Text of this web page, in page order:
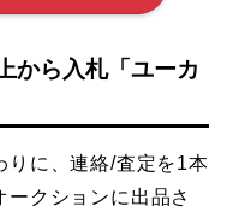
から入札「ユーカ
りに、連絡/査定を1本
クションに出品さ